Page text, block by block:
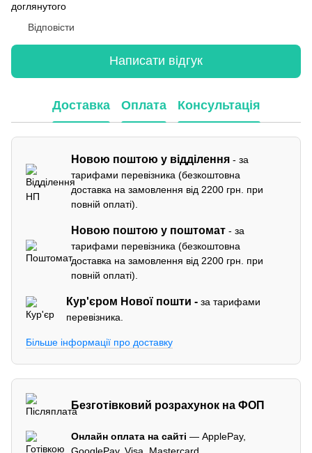
доглянутого
Відповісти
Написати відгук
Доставка Оплата Консультація
Новою поштою у відділення - за
тарифами перевізника (безкоштовна
доставка на замовлення від 2200 грн. при
повній оплаті).
Новою поштою у поштомат - за
тарифами перевізника (безкоштовна
доставка на замовлення від 2200 грн. при
повній оплаті).
Кур'єром Нової пошти -за тарифами
перевізника.
Більше інформації про доставку
Безготівковий розрахунок на ФОП
Онлайн оплата на сайті — ApplePay,
GooglePay, Visa, Mastercard